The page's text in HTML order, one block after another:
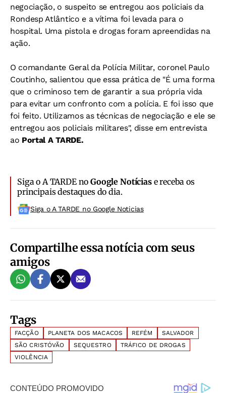
negociação, o suspeito se entregou aos policiais da
Rondesp Atlântico e a vítima foi levada para o
hospital. Uma pistola e drogas foram apreendidas na
ação.
O comandante Geral da Polícia Militar, coronel Paulo
Coutinho, salientou que essa prática de "É uma forma
que o criminoso tem de garantir a sua própria vida
para evitar um confronto com a polícia. E foi isso que
foi feito. Utilizamos as técnicas de negociação e ele se
entregou aos policiais militares", disse em entrevista
ao Portal A TARDE.
Siga o A TARDE noGoogle Notíciase receba os
principais destaques do dia.
Siga o A TARDE no Google Noticias
Compartilhe essa notícia com seus
amigos
Tags
FACÇÃO PLANETA DOS MACACOS REFÉM
SALVADOR
SÃO CRISTÓVÃO
SEQUESTRO
TRÁFICO DE DROGAS
VIOLÊNCIA